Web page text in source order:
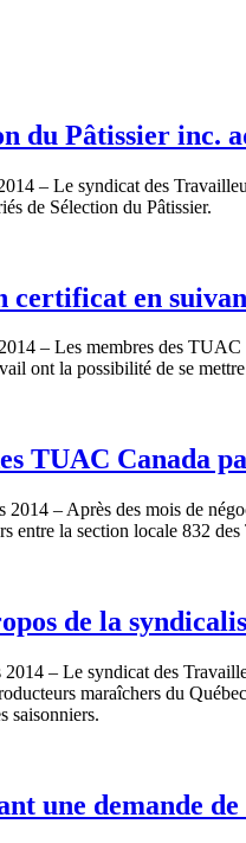
du Pâtissier inc.
– Le syndicat des
de Sélection du Pâtissier.
certificat en
– Les membres des
ont la possibilité de se
TUAC Canada
2014 – Après des mois de
entre la section locale 832
de la
– Le syndicat des
maraîchers du
saisonniers.
une demande